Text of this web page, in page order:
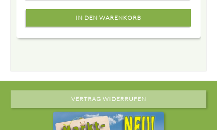
VERTRAG WIDERRUFEN